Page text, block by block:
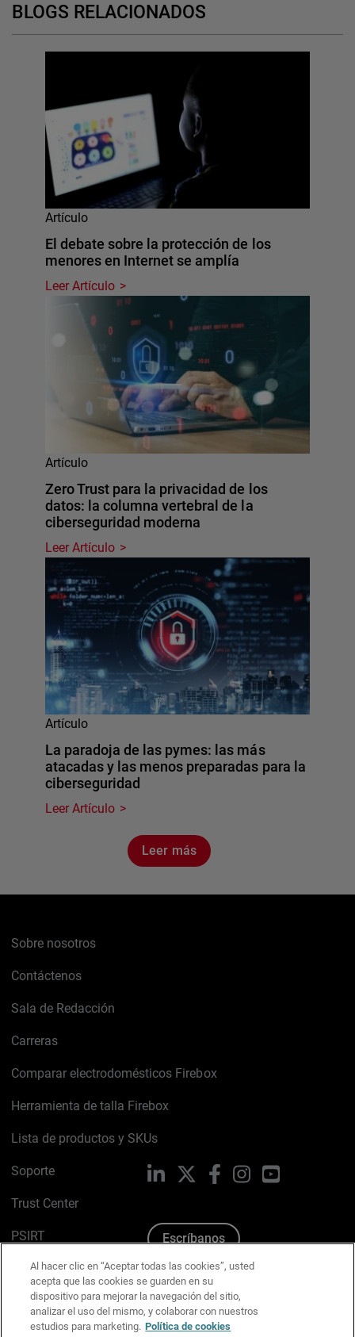
BLOGS RELACIONADOS
Artículo
El debate sobre la protección de los
menores en Internet se amplía
Leer Artículo
Artículo
Zero Trust para la privacidad de los
datos: la columna vertebral de la
ciberseguridad moderna
Leer Artículo
Artículo
La paradoja de las pymes: las más
atacadas y las menos preparadas para la
ciberseguridad
Leer Artículo
Leer más
Sobre nosotros
Contáctenos
Sala de Redacción
Carreras
Comparar electrodomésticos Firebox
Herramienta de talla Firebox
Lista de productos y SKUs
Soporte
Trust Center
PSIRT
Política de cookies
Política de privacidad
Kit de medios y marca
LinkedIn FacebookInstagramYouTube
Escríbanos
Al hacer clic en “Aceptar todas las cookies”, usted
acepta que las cookies se guarden en su
dispositivo para mejorar la navegación del sitio,
analizar el uso del mismo, y colaborar con nuestros
estudios para marketing. Política de cookies